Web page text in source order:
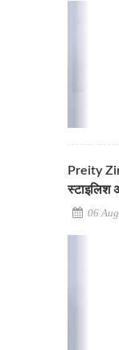
Preity
स्टाइलिश
06